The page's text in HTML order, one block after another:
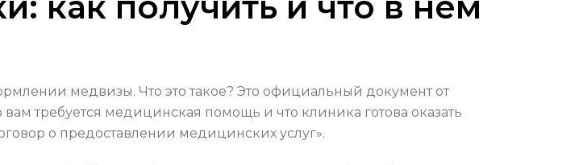
медвизы. Что это такое? Это официальный документ от
требуется медицинская помощь и что клиника готова оказать
о предоставлении медицинских услуг».